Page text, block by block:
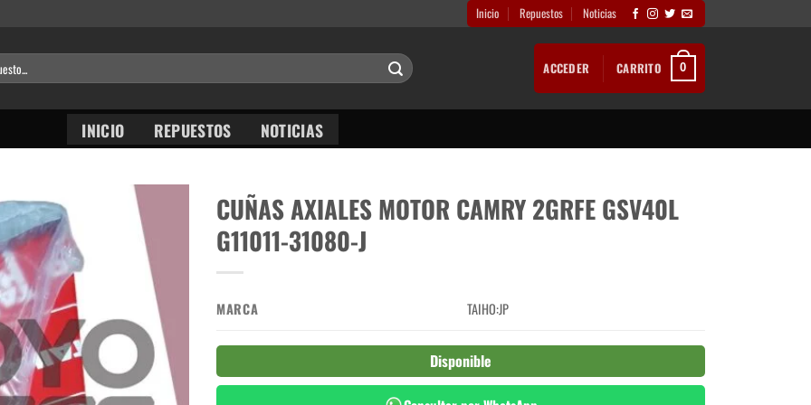
Inicio Repuestos Noticias
ACCEDER CARRITO 0
INICIO REPUESTOS NOTICIAS
CUÑAS AXIALES MOTOR CAMRY 2GRFE GSV40L
G11011-31080-J
MARCA TAIHO:JP
Disponible